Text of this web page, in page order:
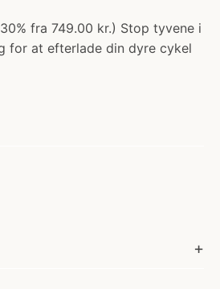
fra 749.00 kr.) Stop tyvene i
for at efterlade din dyre cykel